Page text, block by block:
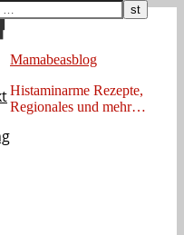
Mamabeasblog
Histaminarme Rezepte,
Regionales und mehr…